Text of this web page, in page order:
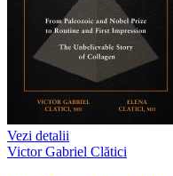
Vezi detalii
Victor Gabriel Clătici